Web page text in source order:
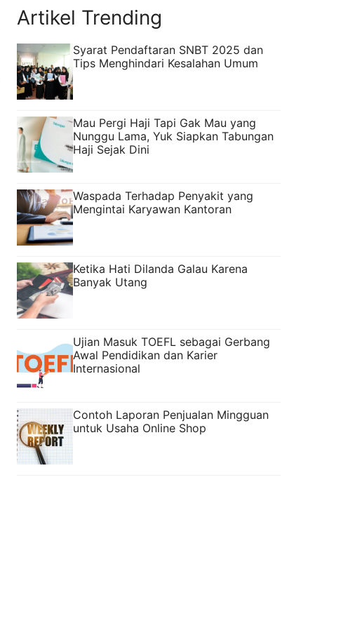
Artikel Trending
Syarat Pendaftaran SNBT 2025 dan
Tips Menghindari Kesalahan Umum
Mau Pergi Haji Tapi Gak Mau yang
Nunggu Lama, Yuk Siapkan Tabungan
Haji Sejak Dini
Waspada Terhadap Penyakit yang
Mengintai Karyawan Kantoran
Ketika Hati Dilanda Galau Karena
Banyak Utang
Ujian Masuk TOEFL sebagai Gerbang
Awal Pendidikan dan Karier
Internasional
Contoh Laporan Penjualan Mingguan
untuk Usaha Online Shop